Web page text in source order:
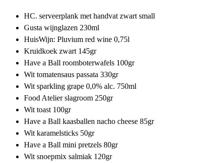
HC. serveerplank met handvat zwart small
Gusta wijnglazen 230ml
HuisWijn: Pluvium red wine 0,75l
Kruidkoek zwart 145gr
Have a Ball roomboterwafels 100gr
Wit tomatensaus passata 330gr
Wit sparkling grape 0,0% alc. 750ml
Food Atelier slagroom 250gr
Wit toast 100gr
Have a Ball kaasballen nacho cheese 85gr
Wit karamelsticks 50gr
Have a Ball mini pretzels 80gr
Wit snoepmix salmiak 120gr